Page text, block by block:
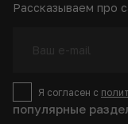
популярные
Рассказываем про
Я согласен с